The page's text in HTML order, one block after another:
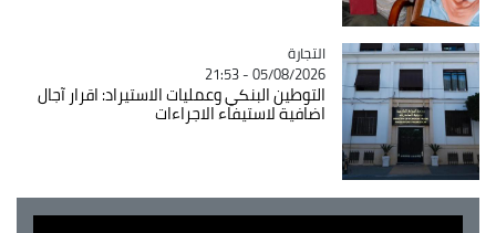
Catégorie
التجارة
05/08/2026 - 21:53
التوطين البنكي وعمليات الاستيراد: اقرار آجال
اضافية لاستيفاء الاجراءات